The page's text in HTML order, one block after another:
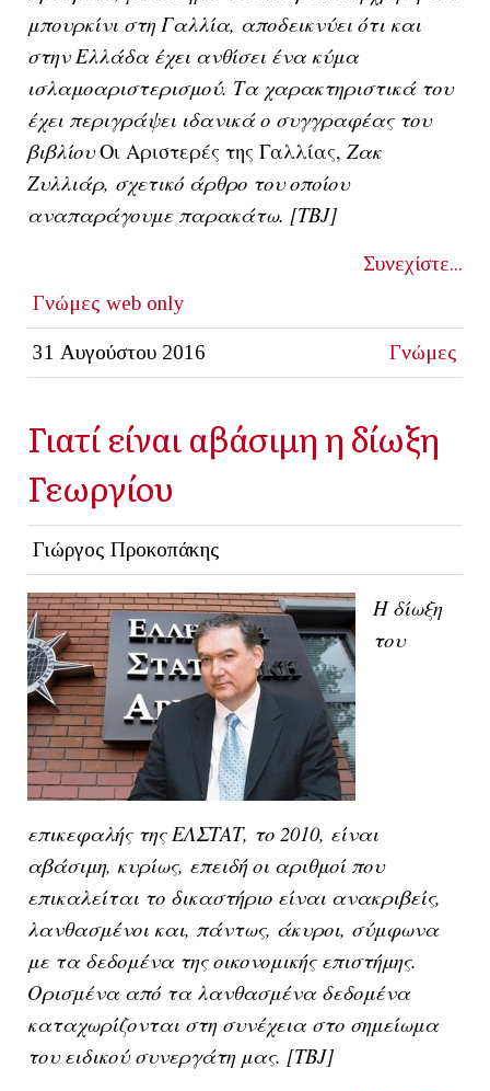
μπουρκίνι στη Γαλλία, αποδεικνύει ότι και
στην Ελλάδα έχει ανθίσει ένα κύμα
ισλαμοαριστερισμού. Τα χαρακτηριστικά του
έχει περιγράψει ιδανικά ο συγγραφέας του
βιβλίουΟι Αριστερές της Γαλλίας, Ζακ
Ζυλλιάρ, σχετικό άρθρο του οποίου
αναπαράγουμε παρακάτω. [ΤΒJ]
Συνεχίστε...
Γνώμες web only
31 Αυγούστου 2016 Γνώμες
Γιατί είναι αβάσιμη η δίωξη
Γεωργίου
Γιώργος Προκοπάκης
Η δίωξη
του
επικεφαλής της ΕΛΣΤΑΤ, το 2010, είναι
αβάσιμη, κυρίως, επειδή οι αριθμοί που
επικαλείται το δικαστήριο είναι ανακριβείς,
λανθασμένοι και, πάντως, άκυροι, σύμφωνα
με τα δεδομένα της οικονομικής επιστήμης.
Ορισμένα από τα λανθασμένα δεδομένα
καταχωρίζονται στη συνέχεια στο σημείωμα
του ειδικού συνεργάτη μας. [TBJ]